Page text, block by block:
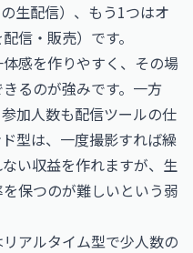
生配信）、もう1つはオ
信・販売）です。
感を作りやすく、その場
るのが強みです。一方
加人数も配信ツールの仕
型は、一度撮影すれば繰
い収益を作れますが、生
保つのが難しいという弱
アルタイム型で少人数の